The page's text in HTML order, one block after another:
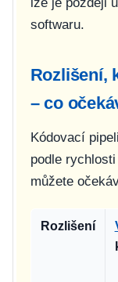
softwaru.
Rozlišení,
– co
Kódovací
podle
můžete
Rozlišení